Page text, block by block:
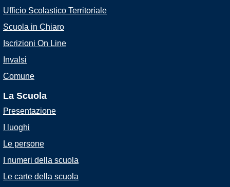
Ufficio Scolastico Territoriale
Scuola in Chiaro
Iscrizioni On Line
Invalsi
Comune
La Scuola
Presentazione
I luoghi
Le persone
I numeri della scuola
Le carte della scuola